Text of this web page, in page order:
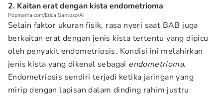
2. Kaitan erat dengan kista endometrioma
Popmama.com/Erica Santoso/AI
Selain faktor ukuran fisik, rasa nyeri saat BAB juga
berkaitan erat dengan jenis kista tertentu yang dipicu
oleh penyakit endometriosis. Kondisi ini melahirkan
jenis kista yang dikenal sebagai endometrioma.
Endometriosis sendiri terjadi ketika jaringan yang
mirip dengan lapisan dalam dinding rahim justru